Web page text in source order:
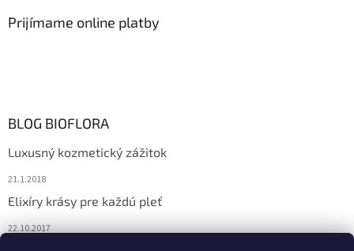
Prijímame online platby
BLOG BIOFLORA
Luxusný kozmetický zážitok
21.1.2018
Elixíry krásy pre každú pleť
22.10.2017